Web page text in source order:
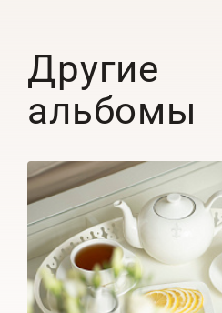
Другие
альбомы